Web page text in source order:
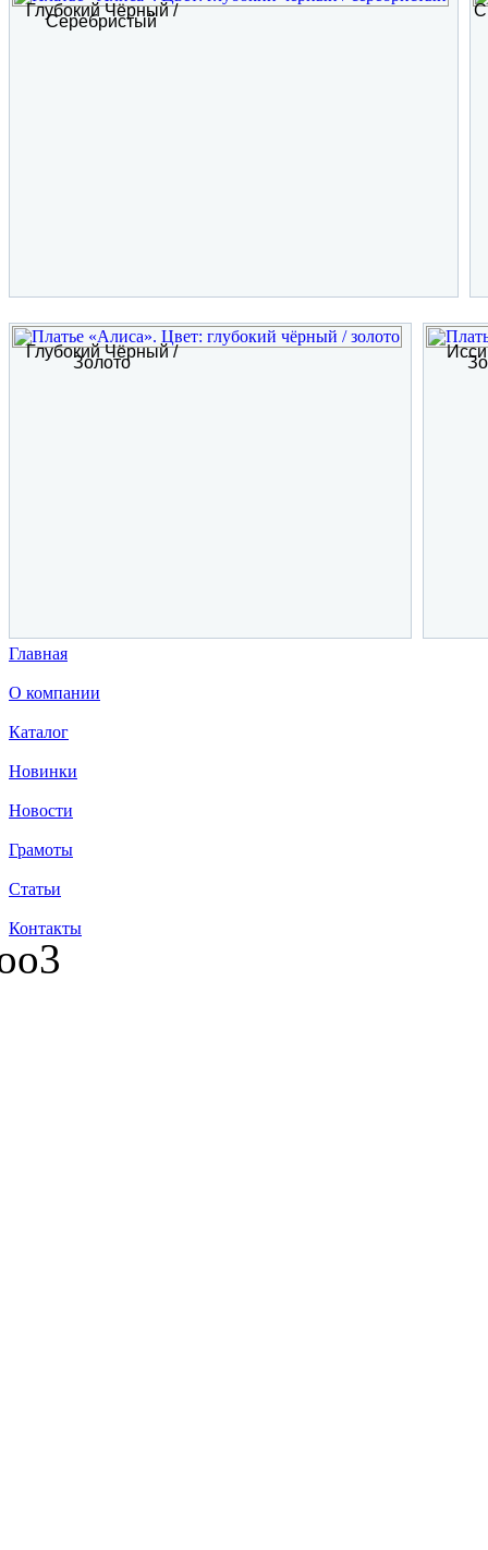
Глубокий Чёрный /
Серебристый
Глубокий Чёрный /
Золото
Главная
О компании
Каталог
Новинки
Новости
Грамоты
Статьи
Контакты